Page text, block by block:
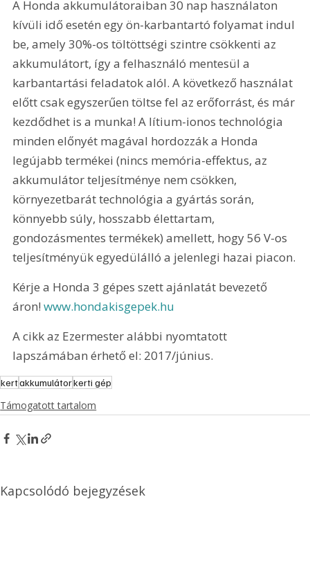
A Honda akkumulátoraiban 30 nap használaton
kívüli idő esetén egy ön-karbantartó folyamat indul
be, amely 30%-os töltöttségi szintre csökkenti az
akkumulátort, így a felhasználó mentesül a
karbantartási feladatok alól. A következő használat
előtt csak egyszerűen töltse fel az erőforrást, és már
kezdődhet is a munka! A lítium-ionos technológia
minden előnyét magával hordozzák a Honda
legújabb termékei (nincs memória-effektus, az
akkumulátor teljesítménye nem csökken,
környezetbarát technológia a gyártás során,
könnyebb súly, hosszabb élettartam,
gondozásmentes termékek) amellett, hogy 56 V-os
teljesítményük egyedülálló a jelenlegi hazai piacon.
Kérje a Honda 3 gépes szett ajánlatát bevezető
áron! www.hondakisgepek.hu
A cikk az Ezermester alábbi nyomtatott
lapszámában érhető el: 2017/június.
kertakkumulátorkerti gép
Támogatott tartalom
Kapcsolódó bejegyzések